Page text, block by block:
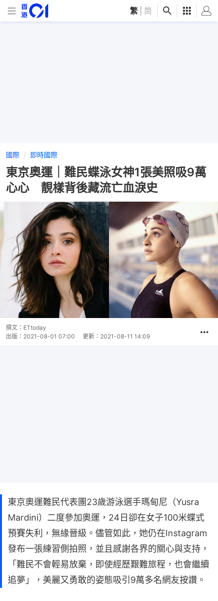
繁 简
國際 即時國際
東京奧運｜難民蝶泳女神1張美照吸9萬
心心 靚樣背後藏流亡血淚史
撰文： ETtoday
出版： 2021-08-01 07:00 更新： 2021-08-11 14:09
東京奧運難民代表團23歲游泳選手瑪甸尼（Yusra
Mardini）二度參加奧運，24日卻在女子100米蝶式
預賽失利，無緣晉級。儘管如此，她仍在Instagram
發布一張練習側拍照，並且感謝各界的關心與支持，
「難民不會輕易放棄，即使經歷艱難旅程，也會繼續
追夢」，美麗又勇敢的姿態吸引9萬多名網友按讚。